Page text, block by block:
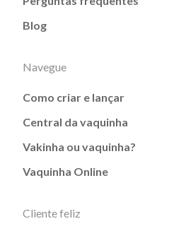
Blog
Navegue
Como criar e lançar
Central da vaquinha
Vakinha ou vaquinha?
Vaquinha Online
Cliente feliz